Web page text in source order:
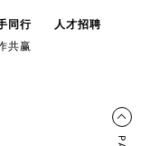
同行
共赢
人才招聘